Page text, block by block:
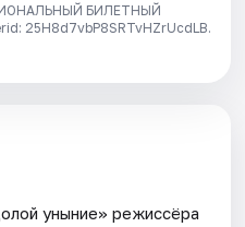
БИЛЕТНЫЙ
25H8d7vbP8SRTvHZrUcdLB.
уныние» режиссёра